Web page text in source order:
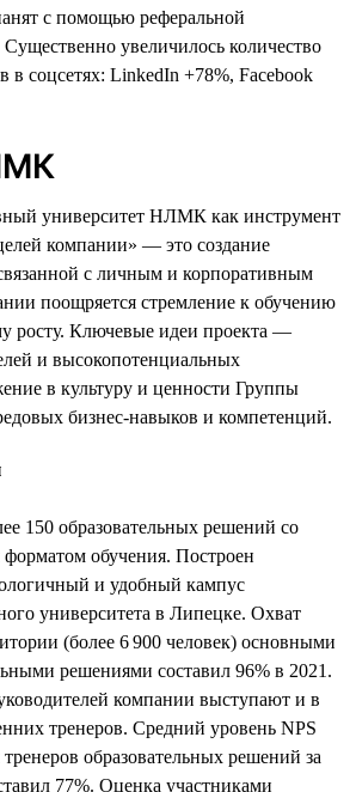
с помощью реферальной
увеличилось количество
в соцсетях: LinkedIn +78%, Facebook
университет НЛМК как инструмент
компании» — это создание
с личным и корпоративным
поощряется стремление к обучению
росту. Ключевые идеи проекта —
и высокопотенциальных
в культуру и ценности Группы
бизнес-навыков и компетенций.
150 образовательных решений со
обучения. Построен
и удобный кампус
университета в Липецке. Охват
(более 6 900 человек) основными
решениями составил 96% в 2021.
компании выступают и в
тренеров. Средний уровень NPS
образовательных решений за
77%. Оценка участниками